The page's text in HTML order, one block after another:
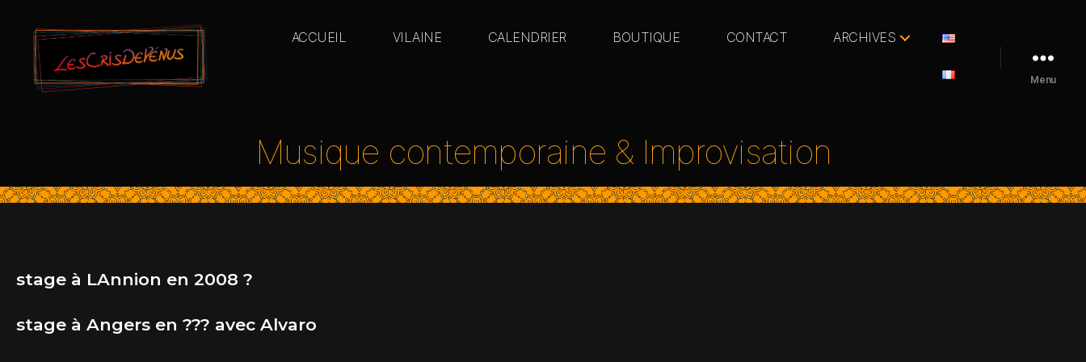
ACCUEIL VILAINE CALENDRIER BOUTIQUE CONTACT ARCHIVES
Menu
Musique contemporaine & Improvisation
stage à LAnnion en 2008 ?
stage à Angers en ??? avec Alvaro